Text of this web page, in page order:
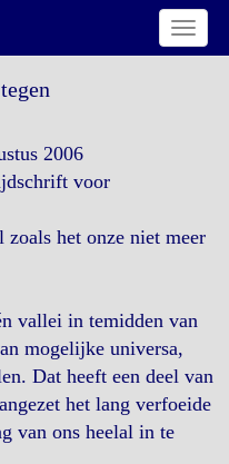
Toggle
2006
voor
het onze niet meer
vallei in temidden van
mogelijke universa,
Dat heeft een deel van
het lang verfoeide
van ons heelal in te